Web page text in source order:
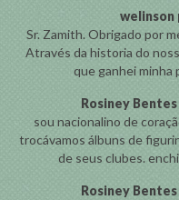
welinson
Sr. Zamith. Obrigado por
Através da historia do
que ganhei minha
Rosiney
sou nacionalino de
trocávamos álbuns de
de seus clubes.
Rosiney